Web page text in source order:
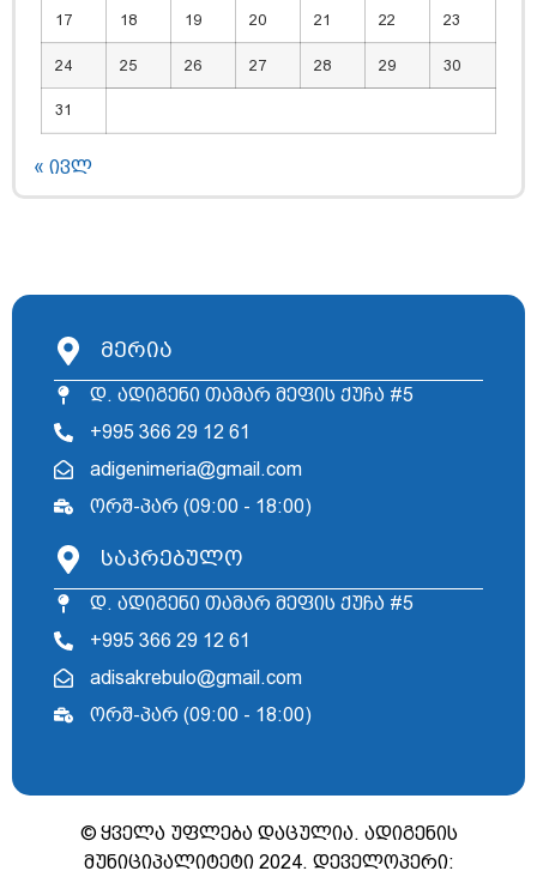
17 18 19 20 21 22 23
24 25 26 27 28 29 30
31
« ივლ
მერია
დ. ადიგენი თამარ მეფის ქუჩა #5
+995 366 29 12 61
adigenimeria@gmail.com
ორშ-პარ (09:00 - 18:00)
საკრებულო
დ. ადიგენი თამარ მეფის ქუჩა #5
+995 366 29 12 61
adisakrebulo@gmail.com
ორშ-პარ (09:00 - 18:00)
© ყველა უფლება დაცულია. ადიგენის
მუნიციპალიტეტი 2024. დეველოპერი: